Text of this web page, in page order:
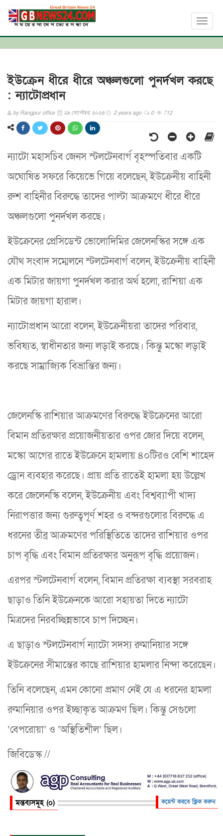
Toggle
ইউক্রেন ধীরে ধীরে অঞ্চলগুলো পুনর্দখল করছে
: ন্যাটোপ্রধান
byRangpur office ২৯ সেপ্টেম্বর, ২০২৩ 2 years ago 0 712
ন্যাটো মহাসচিব জেনস স্টলটেনবার্গ বৃহস্পতিবার একটি
অঘোষিত সফরে কিয়েভে গিয়ে বলেছেন, ইউক্রেনীয় বাহিনী
রুশ বাহিনীর বিরুদ্ধে তাদের পাল্টা আক্রমণে ধীরে ধীরে
অঞ্চলগুলো পুনর্দখল করছে।
ইউক্রেনের প্রেসিডেন্ট ভোলোদিমির জেলেনস্কির সঙ্গে এক
যৌথ সংবাদ সম্মেলনে স্টলটেনবার্গ বলেন, ইউক্রেনীয় বাহিনী
এক মিটার জায়গা পুনর্দখল করার অর্থ হলো, রাশিয়া এক
মিটার জায়গা হারাল।
ন্যাটোপ্রধান আরো বলেন, ইউক্রেনীয়রা তাদের পরিবার,
ভবিষ্যত, স্বাধীনতার জন্য লড়াই করছে। কিন্তু মস্কো লড়াই
করছে সাম্রাজ্যিক বিভ্রান্তির জন্য।
জেলেনস্কি রাশিয়ার আক্রমণের বিরুদ্ধে ইউক্রেনের আরো
বিমান প্রতিরক্ষার প্রয়োজনীয়তার ওপর জোর দিয়ে বলেন,
মস্কো আগের রাতে ইউক্রেনে হামলায় ৪০টিরও বেশি শাহেদ
ড্রোন ব্যবহার করেছে। প্রায় প্রতি রাতেই হামলা হয় উল্লেখ
করে জেলেনস্কি বলেন, ইউক্রেনীয় এবং বিশ্বব্যাপী খাদ্য
নিরাপত্তার জন্য গুরুত্বপূর্ণ শহর ও বন্দরগুলোর বিরুদ্ধে এ
ধরনের তীব্র আক্রমণের পরিস্থিতিতে তাদের রাশিয়ার ওপর
চাপ বৃদ্ধি এবং বিমান প্রতিরক্ষার অনুরূপ বৃদ্ধি প্রয়োজন।
এরপর স্টলটেনবার্গ বলেন, বিমান প্রতিরক্ষা ব্যবস্থা সরবরাহ
ছাড়াও তিনি ইউক্রেনকে আরো সহায়তা দিতে ন্যাটো
মিত্রদের নিরবচ্ছিন্নভাবে চাপ দিচ্ছেন।
এ ছাড়াও স্টলটেনবার্গ ন্যাটো সদস্য রুমানিয়ার সঙ্গে
ইউক্রেনের সীমান্তের কাছে রাশিয়ার হামলার নিন্দা করেছেন।
তিনি বলেছেন, এমন কোনো প্রমাণ নেই যে এ ধরনের হামলা
রুমানিয়ার ওপর ইচ্ছাকৃত আক্রমণ ছিল। কিন্তু সেগুলো
‘বেপরোয়া’ ও ‘অস্থিতিশীল’ ছিল।
জিবিডেস্ক //
মন্তব্যসমূহ (০) কমেন্ট করতে ক্লিক করুন